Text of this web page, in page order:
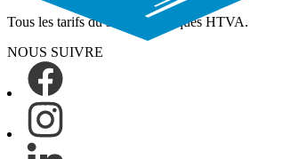
Tous les tarifs du site sont indiqués HTVA.
NOUS SUIVRE